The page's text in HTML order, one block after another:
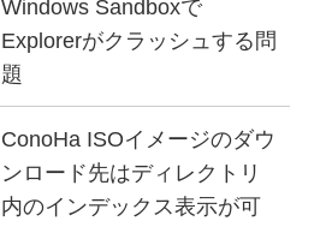
Windows Sandboxで
Explorerがクラッシュする問
題
ConoHa ISOイメージのダウ
ンロード先はディレクトリ
内のインデックス表示が可